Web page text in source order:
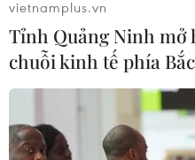
08/08/2026 10:28
Cuộc tìm kiếm và vá lại
07/08/2026 04:03
vietnamplus.vn
Tỉnh Quảng Ninh mở
chuỗi kinh tế phía Bắc